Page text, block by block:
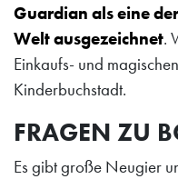
Guardian als eine
Welt ausgezeichnet.
Einkaufs- und
Kinderbuchstadt.
FRAGEN ZU
Es gibt große Neugier